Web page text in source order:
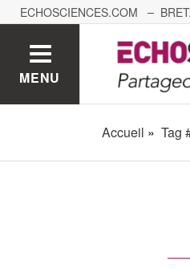
ECHOSCIENCES.COM
GRENOBLE
MENU
Accueil Tag